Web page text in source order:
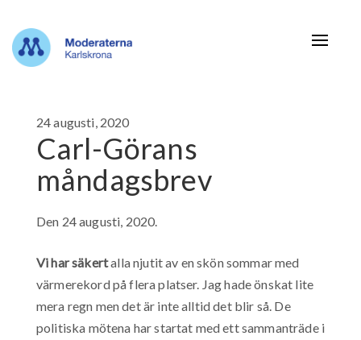
24 augusti, 2020
Carl-Görans
måndagsbrev
Den 24 augusti, 2020.
Vi har säkertalla njutit av en skön sommar med
värmerekord på flera platser. Jag hade önskat lite
mera regn men det är inte alltid det blir så. De
politiska mötena har startat med ett sammanträde i